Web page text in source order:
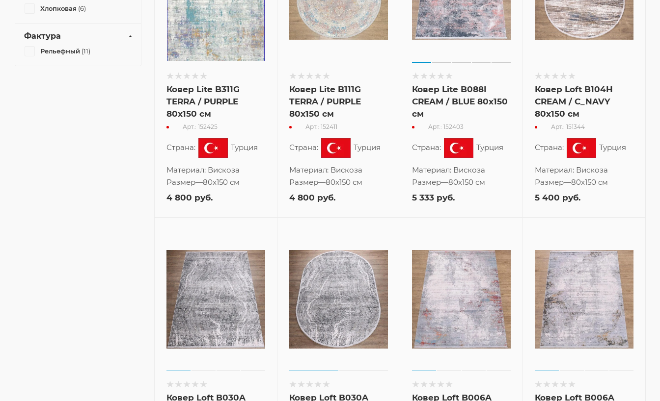
Ковер Lite B311G
TERRA / PURPLE
80x150 см
Арт.: 152425
Страна: Турция
Материал: Вискоза
Размер—80x150 см
4 800 руб.
Ковер Lite B111G
TERRA / PURPLE
80x150 см
Арт.: 152411
Страна: Турция
Материал: Вискоза
Размер—80x150 см
4 800 руб.
Ковер Lite B088I
CREAM / BLUE 80x150
см
Арт.: 152403
Страна: Турция
Материал: Вискоза
Размер—80x150 см
5 333 руб.
Ковер Loft B104H
CREAM / C_NAVY
80x150 см
Арт.: 151344
Страна: Турция
Материал: Вискоза
Размер—80x150 см
5 400 руб.
Ковер Loft B030A Ковер Loft B030A Ковер Loft B006A Ковер Loft B006A
Хлопковая (6)
Фактура
Рельефный (11)